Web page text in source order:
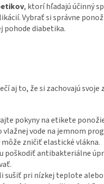
, ktorí hľadajú účinný
Vybrať si správne
pohode diabetika.
aj to, že si zachovajú svoje
pokyny na etikete
vode na jemnom
zničiť elastické vlákna.
poškodiť antibakteriálne
pri nízkej teplote alebo